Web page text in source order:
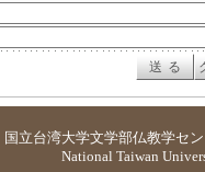
国立台湾大学文学部仏教学セ
National Taiwan